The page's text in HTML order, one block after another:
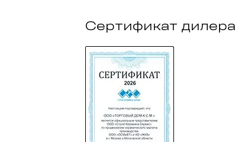
Сертификат дилера